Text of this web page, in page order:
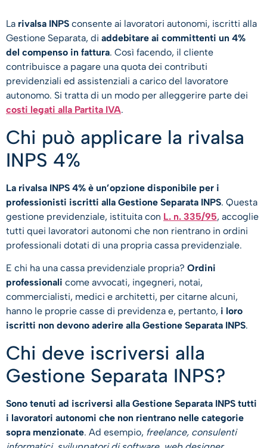
La rivalsa INPS consente ai lavoratori autonomi, iscritti alla
Gestione Separata, di addebitare ai committenti un 4%
del compenso in fattura. Così facendo, il cliente
contribuisce a pagare una quota dei contributi
previdenziali ed assistenziali a carico del lavoratore
autonomo. Si tratta di un modo per alleggerire parte dei
costi legati alla Partita IVA.
Chi può applicare la rivalsa
INPS 4%
La rivalsa INPS 4% è un’opzione disponibile per i
professionisti iscritti alla Gestione Separata INPS. Questa
gestione previdenziale, istituita con L. n. 335/95, accoglie
tutti quei lavoratori autonomi che non rientrano in ordini
professionali dotati di una propria cassa previdenziale.
E chi ha una cassa previdenziale propria? Ordini
professionali come avvocati, ingegneri, notai,
commercialisti, medici e architetti, per citarne alcuni,
hanno le proprie casse di previdenza e, pertanto, i loro
iscritti non devono aderire alla Gestione Separata INPS.
Chi deve iscriversi alla
Gestione Separata INPS?
Sono tenuti ad iscriversi alla Gestione Separata INPS tutti
i lavoratori autonomi che non rientrano nelle categorie
sopra menzionate. Ad esempio, freelance, consulenti